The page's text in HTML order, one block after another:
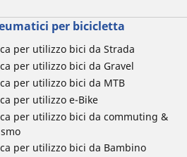
per bicicletta
per utilizzo bici da Strada
per utilizzo bici da Gravel
per utilizzo bici da MTB
per utilizzo e-Bike
per utilizzo bici da commuting &
per utilizzo bici da Bambino